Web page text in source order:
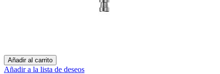
Añadir al carrito
Añadir a la lista de deseos